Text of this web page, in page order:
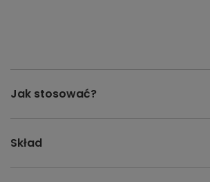
Jak stosować?
Skład